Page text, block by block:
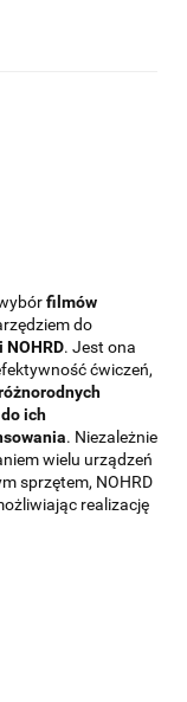
filmów
do
. Jest ona
ćwiczeń,
ich
. Niezależnie
wielu urządzeń
sprzętem, NOHRD
realizację